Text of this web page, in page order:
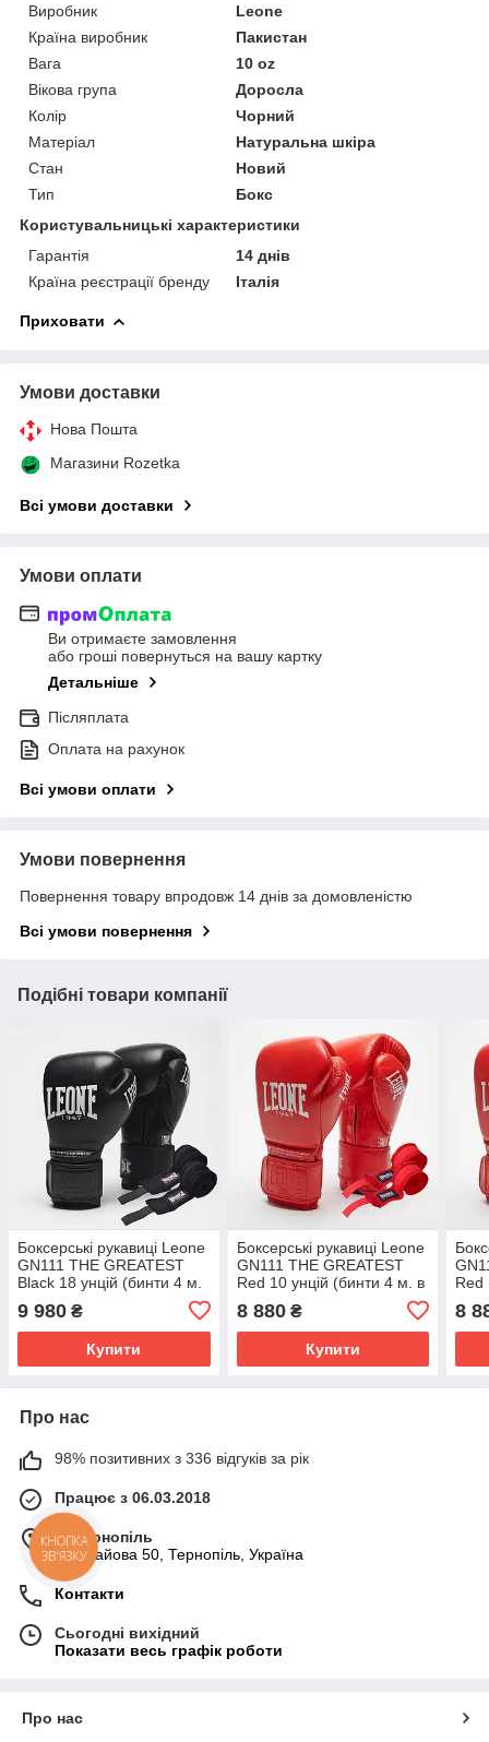
Виробник
Leone
Країна виробник
Пакистан
Вага
10 oz
Вікова група
Доросла
Колір
Чорний
Матеріал
Натуральна шкіра
Стан
Новий
Тип
Бокс
Користувальницькі характеристики
Гарантія
14 днів
Країна реєстрації бренду
Італія
Приховати
Умови доставки
Нова Пошта
Магазини Rozetka
Всі умови доставки
Умови оплати
Ви отримаєте замовлення
або гроші повернуться на вашу картку
Детальніше
Післяплата
Оплата на рахунок
Всі умови оплати
Умови повернення
Повернення товару впродовж 14 днів за домовленістю
Всі умови повернення
Подібні товари компанії
Боксерські рукавиці Leone
GN111 THE GREATEST
Black 18 унцій (бинти 4 м.
9 980 ₴
Купити
Боксерські рукавиці Leone
GN111 THE GREATEST
Red 10 унцій (бинти 4 м. в
8 880₴
Купити
Red
8
Про нас
98% позитивних з 336 відгуків за рік
Працює з 06.03.2018
м. Тернопіль
вул. Гайова 50, Тернопіль, Україна
Контакти
Сьогодні вихідний
Показати весь графік роботи
Про нас
КНОПКА
ЗВ'ЯЗКУ